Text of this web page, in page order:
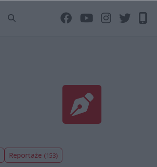
Reportaże (153)